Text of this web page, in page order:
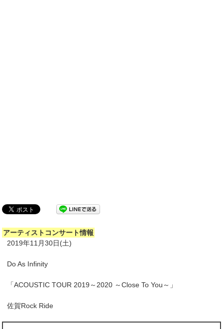
アーティストコンサート情報
2019年11月30日(土)
Do As Infinity
「ACOUSTIC TOUR 2019～2020 ～Close To You～」
佐賀Rock Ride